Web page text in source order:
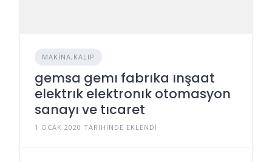
MAKINA,KALIP
gemsa gemı fabrıka ınşaat
elektrık elektronık otomasyon
sanayı ve tıcaret
1 OCAK 2020 TARIHINDE EKLENDI